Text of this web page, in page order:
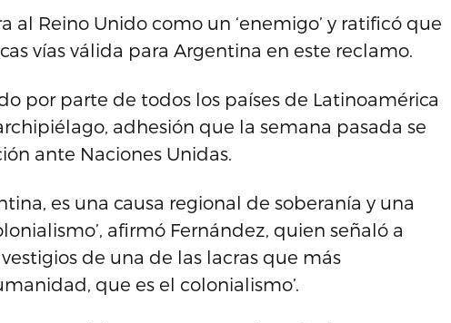
al Reino Unido como un ‘enemigo’ y ratificó que
vías válida para Argentina en este reclamo.
por parte de todos los países de Latinoamérica
adhesión que la semana pasada se
ante Naciones Unidas.
es una causa regional de soberanía y una
afirmó Fernández, quien señaló a
de una de las lacras que más
que es el colonialismo’.